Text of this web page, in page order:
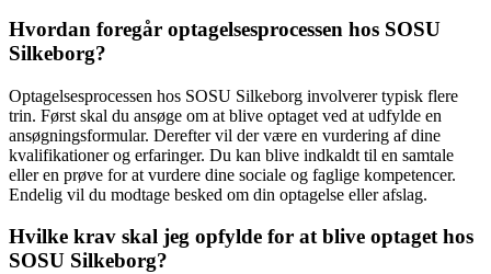
Hvordan foregår optagelsesprocessen hos SOSU
Silkeborg?
Optagelsesprocessen hos SOSU Silkeborg involverer typisk flere
trin. Først skal du ansøge om at blive optaget ved at udfylde en
ansøgningsformular. Derefter vil der være en vurdering af dine
kvalifikationer og erfaringer. Du kan blive indkaldt til en samtale
eller en prøve for at vurdere dine sociale og faglige kompetencer.
Endelig vil du modtage besked om din optagelse eller afslag.
Hvilke krav skal jeg opfylde for at blive optaget hos
SOSU Silkeborg?